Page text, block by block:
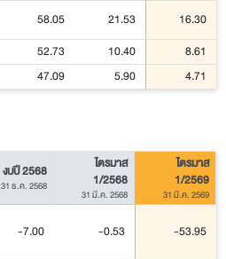
58.05 21.53 16.30
52.73 10.40 8.61
47.09 5.90 4.71
งบปี 2568
31 ธ.ค. 2568
ไตรมาส
1/2568
31 มี.ค. 2568
ไตรมาส
1/2569
31 มี.ค. 2569
-7.00 -0.53 -53.95